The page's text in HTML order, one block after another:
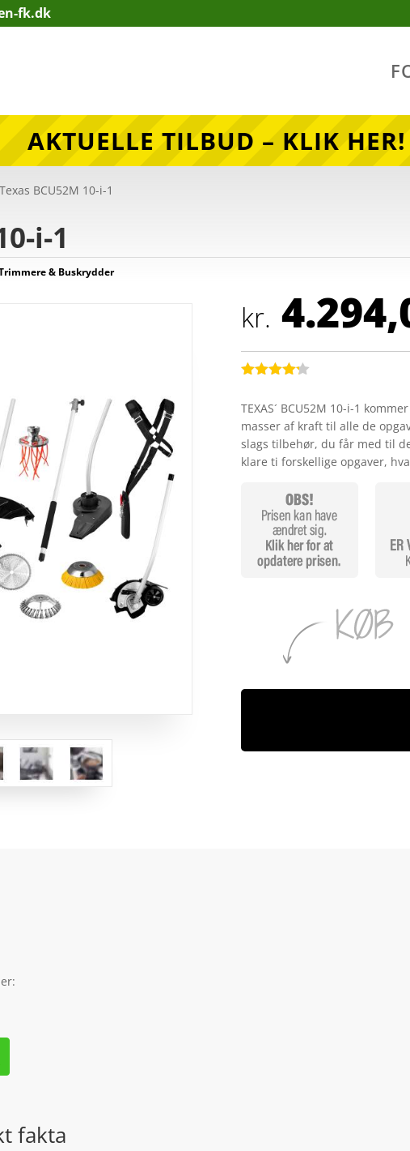
fk.dk
AKTUELLE TILBUD – KLIK HER!
BCU52M 10-i-1
i-1
& Buskrydder
kr.
ud af 5
baseret
på
kundebedø
mmelser
TEXAS´ BCU52M 10-i-1
masser af kraft til alle de
slags tilbehør, du får med til
klare ti forskellige opgaver,
fakta